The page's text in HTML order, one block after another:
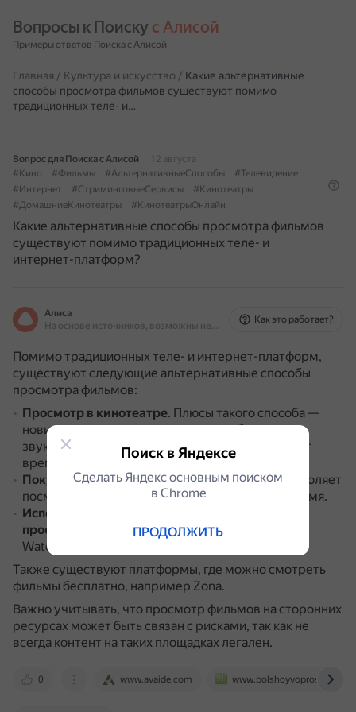
Вопросы к Поиску с Алисой
Примеры ответов Поиска с Алисой
Главная / Культура и искусство / Какие альтернативные
способы просмотра фильмов существуют помимо
традиционных теле- и…
Вопрос для Поиска с Алисой
12 августа
#Кино
#Фильмы #АльтернативныеСпособы
#Телевидение
#Интернет
#СтриминговыеСервисы
#Кинотеатры
#ДомашниеКинотеатры
#КинотеатрыОнлайн
Какие альтернативные способы просмотра фильмов
существуют помимо традиционных теле- и
интернет-платформ?
Алиса
На основе источников, возможны неточности
Как это работает?
Помимо традиционных теле- и интернет-платформ,
существуют следующие альтернативные способы
просмотра фильмов:
Просмотр в кинотеатре. Плюсы такого способа —
новинки кино, высокое качество изображения и
звука, большой экран.Минусы — зависимость от
времени показа и другие.
Покупка фильма на дисках.Такой вариант позволяет
посмотреть и пересмотреть фильм в любое время.
Использование сервисов для совместного
просмотра фильмов онлайн.Некоторые из них:
Watch2Gether, Teleparty, Okko Party, TwoSeven.
Также существуют платформы, где можно смотреть
фильмы бесплатно, например Zona.
Важно учитывать, что просмотр фильмов на сторонних
ресурсах может быть связан с рисками, так как не
всегда контент на таких площадках легален.
0 www.avaide.com www.bolshoyvopros.ru
Поиск в Яндексе
Сделать Яндекс основным поиском
в Сhrome
ПРОДОЛЖИТЬ